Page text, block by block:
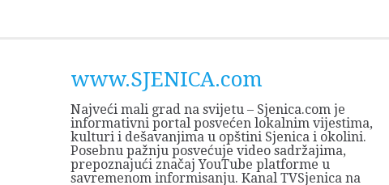
www.SJENICA.com
Najveći mali grad na svijetu – Sjenica.com je
informativni portal posvećen lokalnim vijestima,
kulturi i dešavanjima u opštini Sjenica i okolini.
Posebnu pažnju posvećuje video sadržajima,
prepoznajući značaj YouTube platforme u
savremenom informisanju. Kanal TVSjenica na